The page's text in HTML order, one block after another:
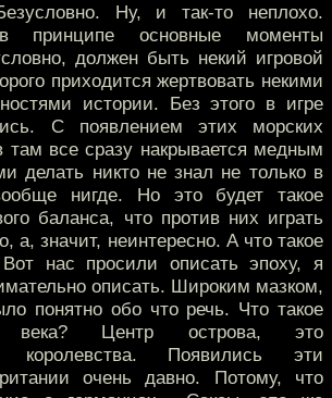
Ну, и так-то неплохо.
принципе основные моменты
должен быть некий игровой
приходится жертвовать некими
истории. Без этого в игре
С появлением этих морских
там все сразу накрывается медным
делать никто не знал не только в
нигде. Но это будет такое
баланса, что против них играть
а, значит, неинтересно. А что такое
нас просили описать эпоху, я
описать. Широким мазком,
понятно обо что речь. Что такое
века? Центр острова, это
королевства. Появились эти
очень давно. Потому, что